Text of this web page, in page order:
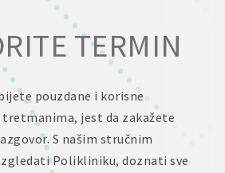
TERMIN
pouzdane i korisne
jest da zakažete
S našim stručnim
Polikliniku, doznati sve